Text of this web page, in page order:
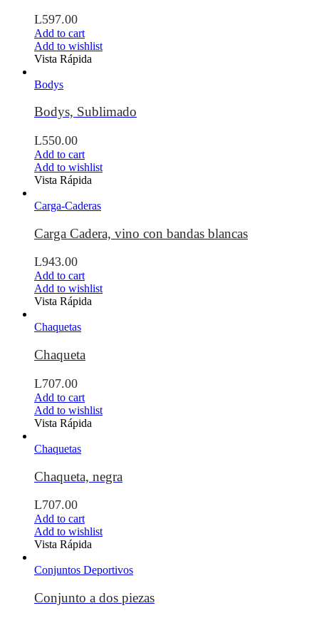
L597.00
Add to cart
Add to wishlist
Vista Rápida
Bodys
Bodys, Sublimado
L550.00
Add to cart
Add to wishlist
Vista Rápida
Carga-Caderas
Carga Cadera, vino con bandas blancas
L943.00
Add to cart
Add to wishlist
Vista Rápida
Chaquetas
Chaqueta
L707.00
Add to cart
Add to wishlist
Vista Rápida
Chaquetas
Chaqueta, negra
L707.00
Add to cart
Add to wishlist
Vista Rápida
Conjuntos Deportivos
Conjunto a dos piezas